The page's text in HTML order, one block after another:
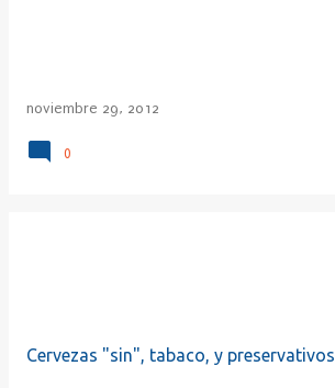
noviembre 29, 2012
0
Cervezas "sin", tabaco, y preservativos